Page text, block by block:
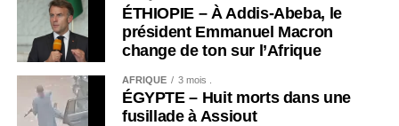
ÉTHIOPIE – À Addis-Abeba, le
président Emmanuel Macron
change de ton sur l’Afrique
AFRIQUE 3 mois .
ÉGYPTE – Huit morts dans une
fusillade à Assiout